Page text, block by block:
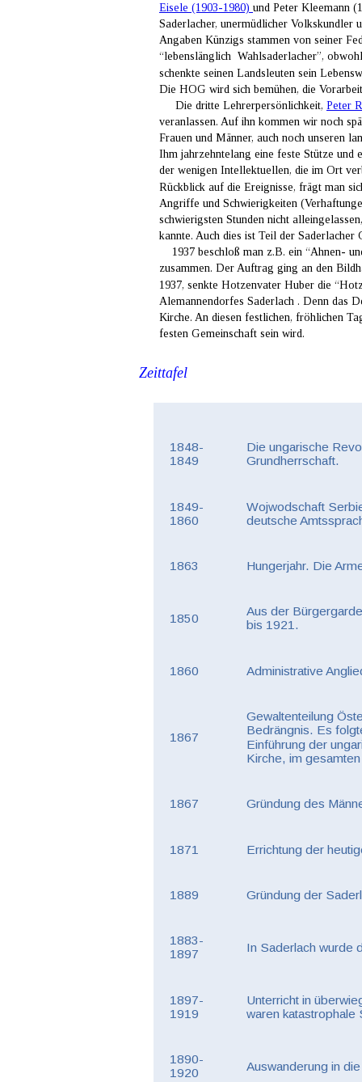
Eisele (1903-1980) und Peter Kleemann
Saderlacher, unermüdlicher Volkskundler
Angaben Künzigs stammen von seiner
“lebenslänglich  Wahlsaderlacher”,
schenkte seinen Landsleuten sein
Die HOG wird sich bemühen, die
     Die dritte Lehrerpersönlichkeit,
Peter
veranlassen. Auf ihn kommen wir noch
Frauen und Männer, auch noch unseren
Ihm jahrzehntelang eine feste Stütze
der wenigen Intellektuellen, die im Ort
Rückblick auf die Ereignisse, frägt man
Angriffe und Schwierigkeiten
schwierigsten Stunden nicht
kannte. Auch dies ist Teil der Saderlacher
1937 beschloß man z.B. ein “Ahnen-
zusammen. Der Auftrag ging an den
1937, senkte Hotzenvater Huber die
Alemannendorfes Saderlach . Denn das
Kirche. An diesen festlichen, fröhlichen
festen Gemeinschaft sein wird.
Zeittafel
1848-
1849
Die ungarische
Grundherrschaft.
1849-
1860
Wojwodschaft
deutsche
1863 Hungerjahr. Die
1850
Aus der
bis 1921.
1860 Administrative
1867
Gewaltenteilung
Bedrängnis. Es
Einführung der
Kirche, im
1867 Gründung des
1871 Errichtung der
1889 Gründung der
1883-
1897
In Saderlach wurde
1897-
1919
Unterricht in
waren katastrophale
1890-
1920
Auswanderung in